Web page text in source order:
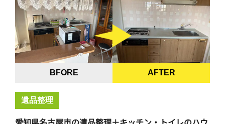
BFORE AFTER
遺品整理